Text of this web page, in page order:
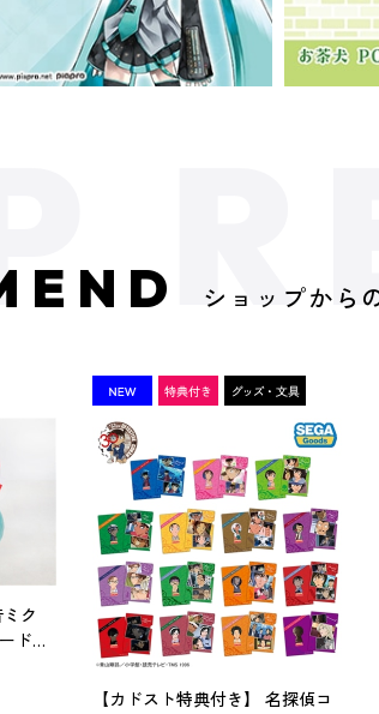
ショップから
ク
ド
【カドスト特典付き】 名探偵コ